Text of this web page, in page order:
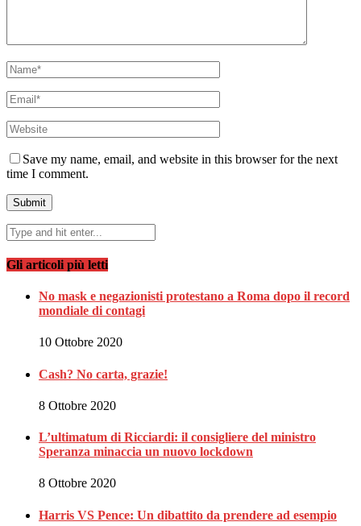
Save my name, email, and website in this browser for the next
time I comment.
Gli articoli più letti
No mask e negazionisti protestano a Roma dopo il record
mondiale di contagi
10 Ottobre 2020
Cash? No carta, grazie!
8 Ottobre 2020
L’ultimatum di Ricciardi: il consigliere del ministro
Speranza minaccia un nuovo lockdown
8 Ottobre 2020
Harris VS Pence: Un dibattito da prendere ad esempio